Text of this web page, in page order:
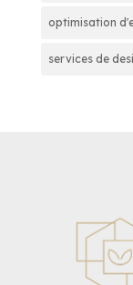
optimisation
services de